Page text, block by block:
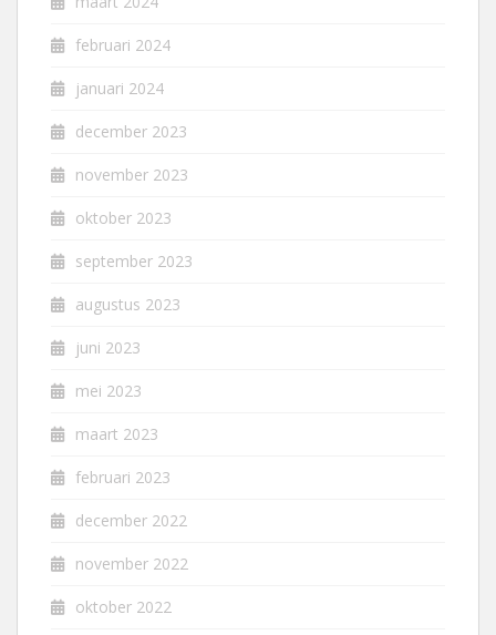
februari 2024
januari 2024
december 2023
november 2023
oktober 2023
september 2023
augustus 2023
juni 2023
mei 2023
maart 2023
februari 2023
december 2022
november 2022
oktober 2022